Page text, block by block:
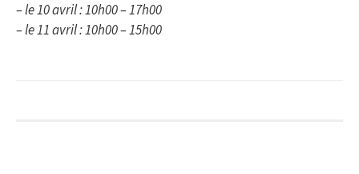
– le 10 avril : 10h00 – 17h00
– le 11 avril : 10h00 – 15h00